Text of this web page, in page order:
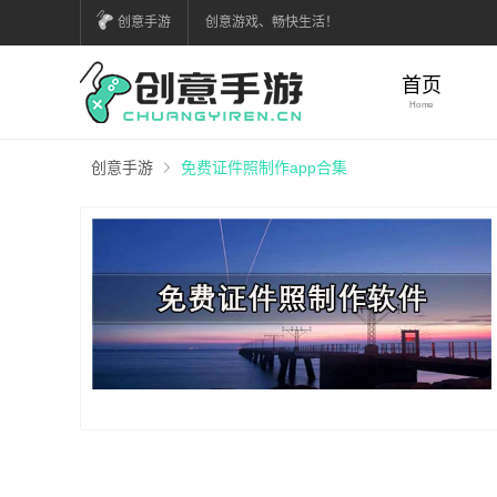
创意手游 创意游戏、畅快生活！
首页
Home
创意手游 免费证件照制作app合集